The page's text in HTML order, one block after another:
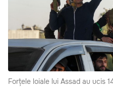
Forțele loiale lui Assad au ucis